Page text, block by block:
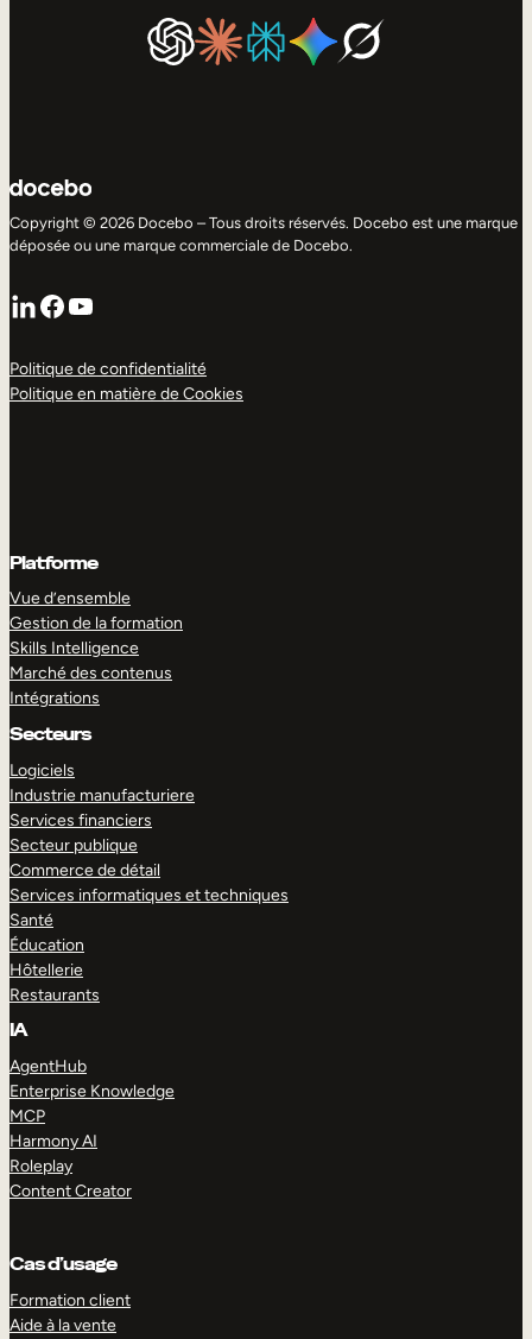
Copyright © 2026 Docebo – Tous droits réservés. Docebo est une marque
déposée ou une marque commerciale de Docebo.
LinkedIn
Facebook
YouTube
Politique de confidentialité
Politique en matière de Cookies
Platforme
Vue d’ensemble
Gestion de la formation
Skills Intelligence
Marché des contenus
Intégrations
Secteurs
Logiciels
Industrie manufacturiere
Services financiers
Secteur publique
Commerce de détail
Services informatiques et techniques
Santé
Éducation
Hôtellerie
Restaurants
IA
AgentHub
Enterprise Knowledge
MCP
Harmony AI
Roleplay
Content Creator
Cas d’usage
Formation client
Aide à la vente